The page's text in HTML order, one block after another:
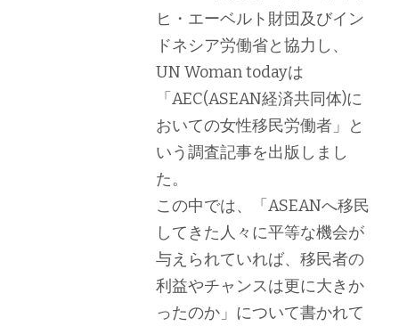
ヒ・エーベルト財団及びイン
ドネシア労働省と協力し、
UN Woman todayは
「AEC(ASEAN経済共同体)に
おいての女性移民労働者」と
いう調査記事を出版しまし
た。
この中では、「ASEANへ移民
してきた人々に平等な機会が
与えられていれば、移民者の
利益やチャンスは更に大きか
ったのか」について書かれて